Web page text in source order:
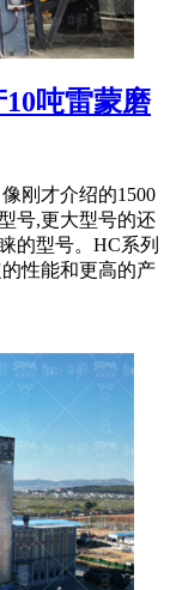
吨雷蒙磨
刚才介绍的1500
号,更大型号的还
的型号。HC系列
性能和更高的产